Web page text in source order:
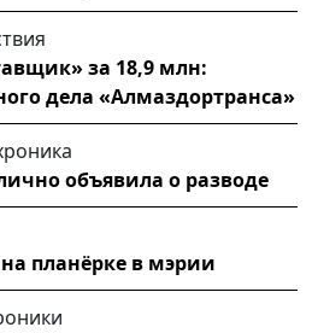
за 18,9 млн:
дела «Алмаздортранса»
объявила о разводе
планёрке в мэрии